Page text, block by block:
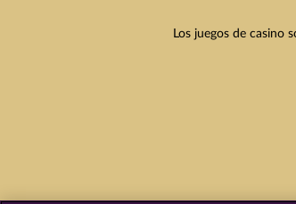
Los juegos de casino